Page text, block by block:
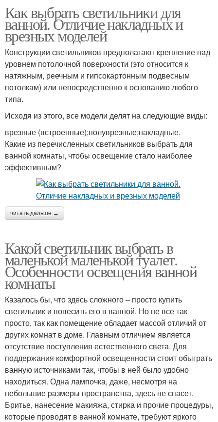
Как выбрать светильники для
ванной. Отличие накладных и
врезных моделей
Конструкции светильников предполагают крепление над
уровнем потолочной поверхности (это относится к
натяжным, реечным и гипсокартонным подвесным
потолкам) или непосредственно к основанию любого
типа.
Исходя из этого, все модели делят на следующие виды:
врезные (встроенные);полуврезные;накладные.
Какие из перечисленных светильников выбрать для
ванной комнаты, чтобы освещение стало наиболее
эффективным?
читать дальше →
Какой светильник выбрать в
маленькой маленькой туалет.
Особенности освещения ванной
комнаты
Казалось бы, что здесь сложного – просто купить
светильник и повесить его в ванной. Но не все так
просто, так как помещение обладает массой отличий от
других комнат в доме. Главным отличием является
отсутствие поступления естественного света. Для
поддержания комфортной освещенности стоит обыграть
ванную источниками так, чтобы в ней было удобно
находиться. Одна лампочка, даже, несмотря на
небольшие размеры пространства, здесь не спасет.
Бритье, нанесение макияжа, стирка и прочие процедуры,
которые проводят в ванной комнате, требуют яркого